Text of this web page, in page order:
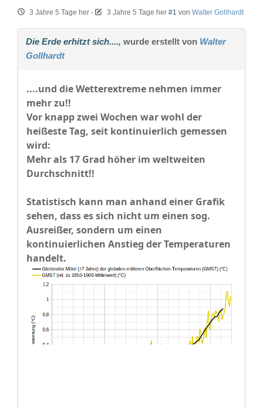
3 Jahre 5 Tage her - 3 Jahre 5 Tage her #1 von Walter Gollhardt
Die Erde erhitzt sich...., wurde erstellt von Walter
Gollhardt
....und die Wetterextreme nehmen immer
mehr zu!!
Vor knapp zwei Wochen war wohl der
heißeste Tag, seit kontinuierlich gemessen
wird:
Mehr als 17 Grad höher im weltweiten
Durchschnitt!!
Statistisch kann man anhand einer Grafik
sehen, dass es sich nicht um einen sog.
Ausreißer, sondern um einen
kontinuierlichen Anstieg der Temperaturen
handelt.